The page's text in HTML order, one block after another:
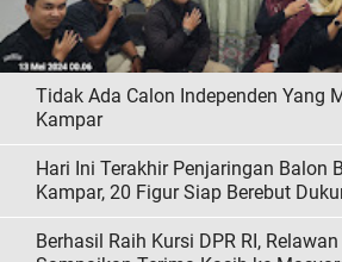
Tidak Ada Calon Independen Yang
Kampar
Hari Ini Terakhir Penjaringan Balon
Kampar, 20 Figur Siap Berebut
Berhasil Raih Kursi DPR RI,